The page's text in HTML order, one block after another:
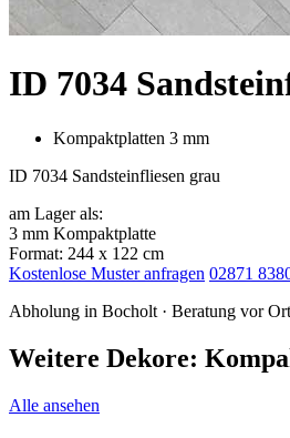
ID 7034
Kompaktplatten 3 mm
ID 7034 Sandsteinfliesen grau
am Lager als:
3 mm Kompaktplatte
Format: 244 x 122 cm
Kostenlose Muster anfragen 02871
Abholung in Bocholt · Beratung vor Ort
Weitere Dekore:
Alle ansehen